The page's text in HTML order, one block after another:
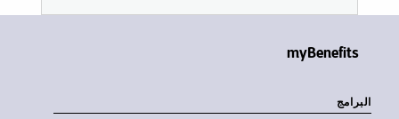
myBenefits
البرامج